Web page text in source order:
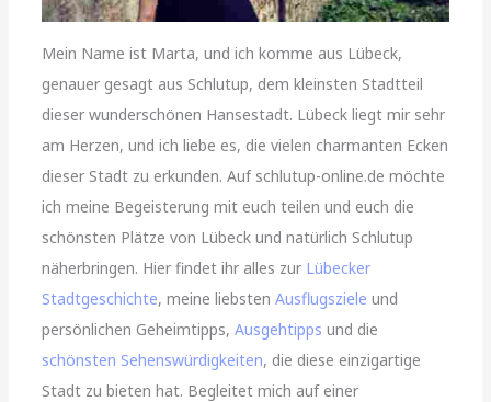
Mein Name ist Marta, und ich komme aus Lübeck,
genauer gesagt aus Schlutup, dem kleinsten Stadtteil
dieser wunderschönen Hansestadt. Lübeck liegt mir sehr
am Herzen, und ich liebe es, die vielen charmanten Ecken
dieser Stadt zu erkunden. Auf schlutup-online.de möchte
ich meine Begeisterung mit euch teilen und euch die
schönsten Plätze von Lübeck und natürlich Schlutup
näherbringen. Hier findet ihr alles zur Lübecker
Stadtgeschichte, meine liebstenAusflugsziele und
persönlichen Geheimtipps,Ausgehtipps und die
schönsten Sehenswürdigkeiten, die diese einzigartige
Stadt zu bieten hat. Begleitet mich auf einer